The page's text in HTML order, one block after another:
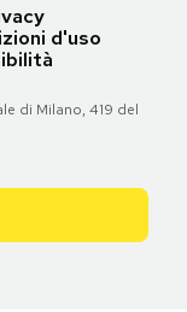
d'uso
di Milano, 419 del